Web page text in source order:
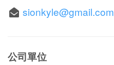
sionkyle@gmail.com
公司單位